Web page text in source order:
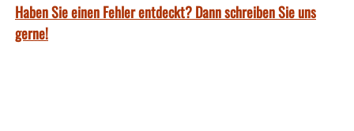
Haben Sie einen Fehler entdeckt? Dann schreiben Sie uns
gerne!